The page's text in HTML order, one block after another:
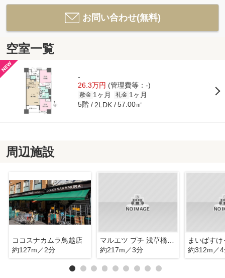
お問い合わせ(無料)
空室一覧
-
26.3万円 (管理費等：-)
敷金 1ヶ月 礼金 1ヶ月
5階 2LDK 57.00㎡
周辺施設
ココスナカムラ鳥越店
約127m／2分
約217m／3分
約312m／